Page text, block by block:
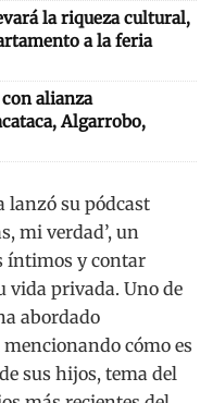
la riqueza cultural,
a la feria
alianza
Algarrobo,
lanzó su pódcast
mi verdad’, un
íntimos y contar
vida privada. Uno de
abordado
cómo es
sus hijos, tema del